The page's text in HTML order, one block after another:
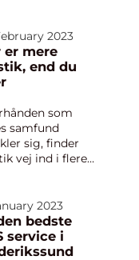
vælge det
værksted kan
en udfordring,
det er afgørende
2023
er mere
end du
som
samfund
sig, finder
vej ind i flere
hjem. Fra
til
og værktøj
2023
bedste
service i